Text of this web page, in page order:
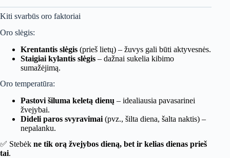
Kiti svarbūs oro faktoriai
Oro slėgis:
Krentantis slėgis (prieš lietų) – žuvys gali būti aktyvesnės.
Staigiai kylantis slėgis – dažnai sukelia kibimo
sumažėjimą.
Oro temperatūra:
Pastovi šiluma keletą dienų – idealiausia pavasarinei
žvejybai.
Dideli paros svyravimai (pvz., šilta diena, šalta naktis) –
nepalanku.
✅ Stebėk ne tik orą žvejybos dieną, bet ir kelias dienas prieš
tai.